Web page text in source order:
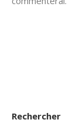
Rechercher